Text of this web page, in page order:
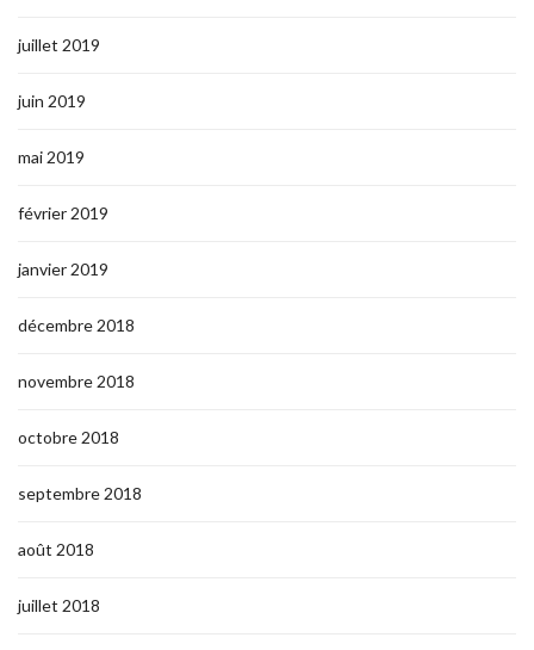
juillet 2019
juin 2019
mai 2019
février 2019
janvier 2019
décembre 2018
novembre 2018
octobre 2018
septembre 2018
août 2018
juillet 2018